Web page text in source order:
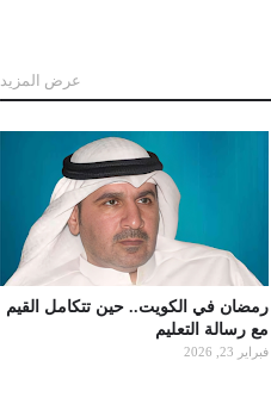
عرض المزيد
رمضان في الكويت.. حين تتكامل القيم
مع رسالة التعليم
فبراير 23, 2026